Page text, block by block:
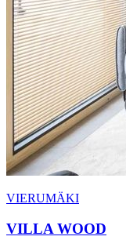
VIERUMÄKI
VILLA WOOD